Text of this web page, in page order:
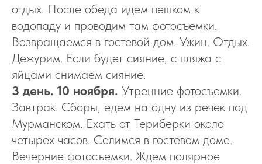
отдых. После обеда идем пешком к
водопаду и проводим там фотосъемки.
Возвращаемся в гостевой дом. Ужин. Отдых.
Дежурим. Если будет сияние, с пляжа с
яйцами снимаем сияние.
3 день. 10 ноября. Утренние фотосъемки.
Завтрак. Сборы, едем на одну из речек под
Мурманском. Ехать от Териберки около
четырех часов. Селимся в гостевом доме.
Вечерние фотосъемки. Ждем полярное